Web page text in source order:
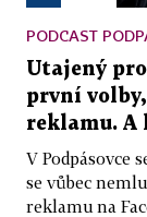
PODCAST
Utajený
první
reklamu. A
V Podpásovce
se vůbec
reklamu na